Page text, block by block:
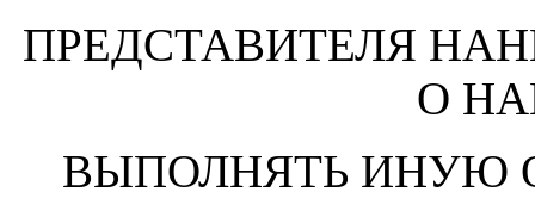
ПРЕДСТАВИТЕЛЯ
О
ВЫПОЛНЯТЬ ИНУЮ